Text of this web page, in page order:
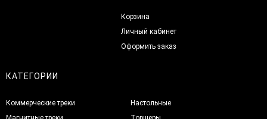
Корзина
Личный кабинет
Оформить заказ
КАТЕГОРИИ
Коммерческие треки
Настольные